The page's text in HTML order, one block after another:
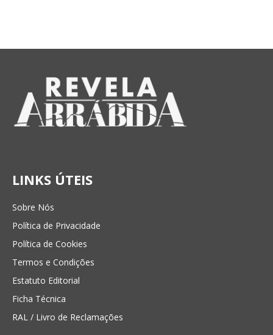
LINKS ÚTEIS
Sobre Nós
Política de Privacidade
Política de Cookies
Termos e Condições
Estatuto Editorial
Ficha Técnica
RAL / Livro de Reclamações